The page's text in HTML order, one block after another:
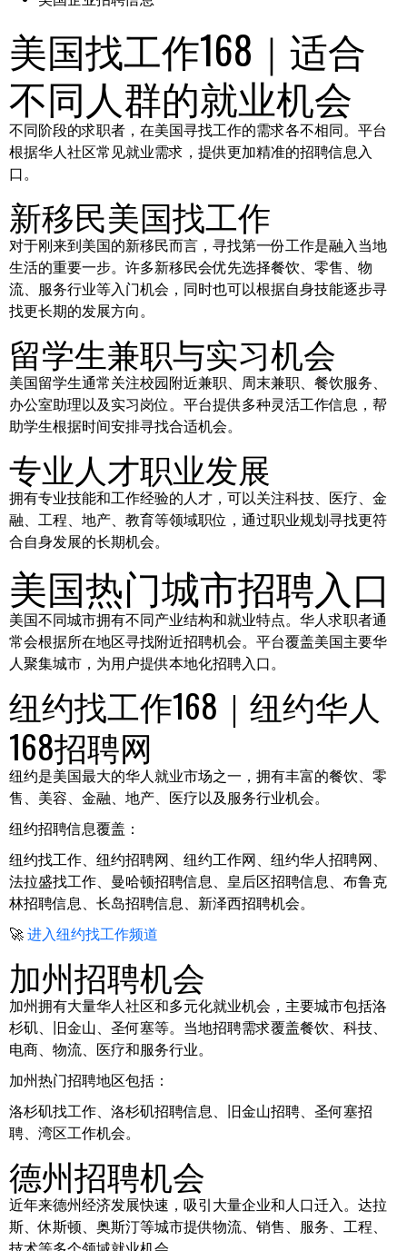
美国找工作168｜适合
不同人群的就业机会
不同阶段的求职者，在美国寻找工作的需求各不相同。平台
根据华人社区常见就业需求，提供更加精准的招聘信息入
口。
新移民美国找工作
对于刚来到美国的新移民而言，寻找第一份工作是融入当地
生活的重要一步。许多新移民会优先选择餐饮、零售、物
流、服务行业等入门机会，同时也可以根据自身技能逐步寻
找更长期的发展方向。
留学生兼职与实习机会
美国留学生通常关注校园附近兼职、周末兼职、餐饮服务、
办公室助理以及实习岗位。平台提供多种灵活工作信息，帮
助学生根据时间安排寻找合适机会。
专业人才职业发展
拥有专业技能和工作经验的人才，可以关注科技、医疗、金
融、工程、地产、教育等领域职位，通过职业规划寻找更符
合自身发展的长期机会。
美国热门城市招聘入口
美国不同城市拥有不同产业结构和就业特点。华人求职者通
常会根据所在地区寻找附近招聘机会。平台覆盖美国主要华
人聚集城市，为用户提供本地化招聘入口。
纽约找工作168｜纽约华人
168招聘网
纽约是美国最大的华人就业市场之一，拥有丰富的餐饮、零
售、美容、金融、地产、医疗以及服务行业机会。
纽约招聘信息覆盖：
纽约找工作、纽约招聘网、纽约工作网、纽约华人招聘网、
法拉盛找工作、曼哈顿招聘信息、皇后区招聘信息、布鲁克
林招聘信息、长岛招聘信息、新泽西招聘机会。
🚀 进入纽约找工作频道
加州招聘机会
加州拥有大量华人社区和多元化就业机会，主要城市包括洛
杉矶、旧金山、圣何塞等。当地招聘需求覆盖餐饮、科技、
电商、物流、医疗和服务行业。
加州热门招聘地区包括：
洛杉矶找工作、洛杉矶招聘信息、旧金山招聘、圣何塞招
聘、湾区工作机会。
德州招聘机会
近年来德州经济发展快速，吸引大量企业和人口迁入。达拉
斯、休斯顿、奥斯汀等城市提供物流、销售、服务、工程、